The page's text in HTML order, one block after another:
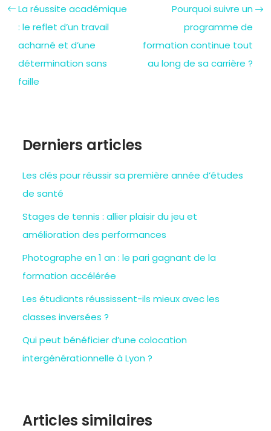
La réussite académique
: le reflet d’un travail
acharné et d’une
détermination sans
faille
Pourquoi suivre un
programme de
formation continue tout
au long de sa carrière ?
Derniers articles
Les clés pour réussir sa première année d’études
de santé
Stages de tennis : allier plaisir du jeu et
amélioration des performances
Photographe en 1 an : le pari gagnant de la
formation accélérée
Les étudiants réussissent-ils mieux avec les
classes inversées ?
Qui peut bénéficier d’une colocation
intergénérationnelle à Lyon ?
Articles similaires